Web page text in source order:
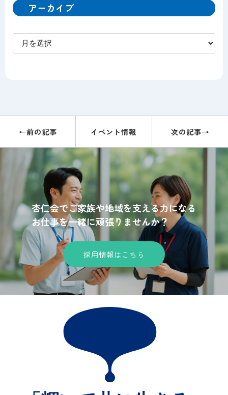
アーカイブ
ア
←前の記事 イベント情報 次の記事→
杏仁会でご家族や地域を支える力になる
お仕事を一緒に頑張りませんか？
採用情報はこちら